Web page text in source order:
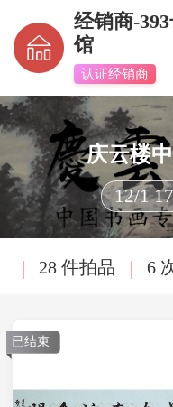
经销商-
馆
认证经销商
庆云楼
12/1
28 件拍品 6
已结束